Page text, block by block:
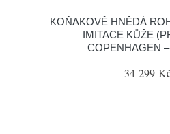
KOŇAKOVĚ HNĚDÁ
IMITACE KŮŽE
COPENHAGEN
34 299